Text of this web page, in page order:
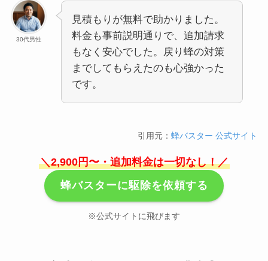
30代男性
見積もりが無料で助かりました。
料金も事前説明通りで、追加請求
もなく安心でした。戻り蜂の対策
までしてもらえたのも心強かった
です。
引用元：蜂バスター 公式サイト
＼2,900円〜・追加料金は一切なし！／
蜂バスターに駆除を依頼する
※公式サイトに飛びます